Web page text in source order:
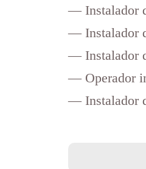
— Instalador
— Instalador
— Instalador
— Operador
— Instalador